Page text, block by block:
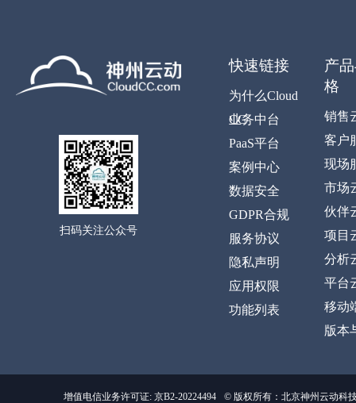
扫码关注公众号
快速链接
为什么Cloud
CC
业务中台
PaaS平台
案例中心
数据安全
GDPR合规
服务协议
隐私声明
应用权限
功能列表
产
格
销售
客户
现场
市场
伙伴
项目
分析
平台
移动
版本
增值电信业务许可证: 京B2-20224494 © 版权所有：北京神州云动科